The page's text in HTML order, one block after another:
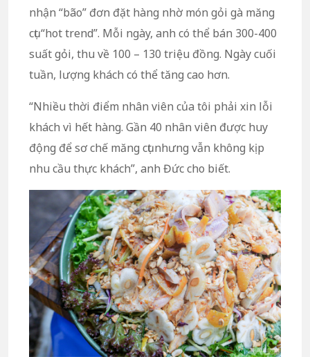
nhận “bão” đơn đặt hàng nhờ món gỏi gà măng
cụt “hot trend”. Mỗi ngày, anh có thể bán 300-400
suất gỏi, thu về 100 – 130 triệu đồng. Ngày cuối
tuần, lượng khách có thể tăng cao hơn.
“Nhiều thời điểm nhân viên của tôi phải xin lỗi
khách vì hết hàng. Gần 40 nhân viên được huy
động để sơ chế măng cụt nhưng vẫn không kịp
nhu cầu thực khách”, anh Đức cho biết.